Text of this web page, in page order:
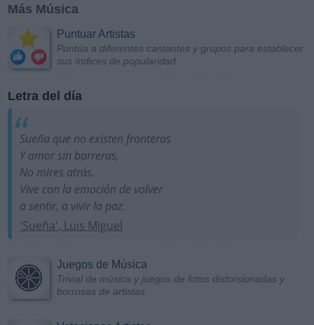
Más Música
Puntuar Artistas
Puntúa a diferentes cantantes y grupos para establecer
sus índices de popularidad
Letra del día
Sueña que no existen fronteras
Y amor sin barreras,
No mires atrás.
Vive con la emoción de volver
a sentir, a vivir la paz.
'Sueña', Luis Miguel
Juegos de Música
Trivial de música y juegos de fotos distorsionadas y
borrosas de artistas